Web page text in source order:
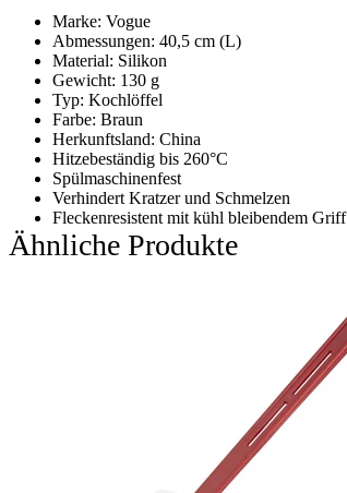
Marke: Vogue
Abmessungen: 40,5 cm (L)
Material: Silikon
Gewicht: 130 g
Typ: Kochlöffel
Farbe: Braun
Herkunftsland: China
Hitzebeständig bis 260°C
Spülmaschinenfest
Verhindert Kratzer und Schmelzen
Fleckenresistent mit kühl bleibendem Griff
Ähnliche Produkte